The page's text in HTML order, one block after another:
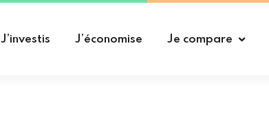
J’investis J’économise Je compare